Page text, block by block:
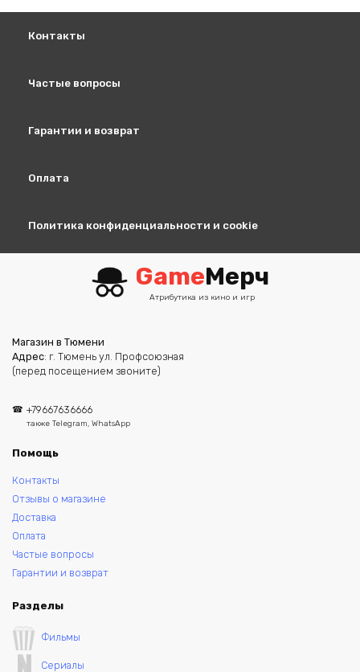
Контакты
Частые вопросы
Гарантии и возврат
Оплата
Политика конфиденциальности и cookie
GameМерч
Атрибутика из кино и игр
Магазин в Тюмени
Адрес: г. Тюмень ул. Профсоюзная
(перед посещением звоните)
+79667636666
также Telegram, WhatsApp
Помощь
Контакты
Отзывы о магазине
Доставка
Оплата
Частые вопросы
Гарантии и возврат
Разделы
Фильмы
Сериалы